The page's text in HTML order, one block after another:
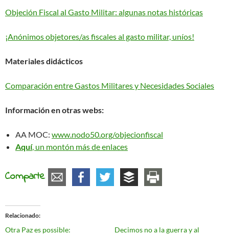
Objeción Fiscal al Gasto Militar: algunas notas históricas
¡Anónimos objetores/as fiscales al gasto militar, uníos!
Materiales didácticos
Comparación entre Gastos Militares y Necesidades Sociales
Información en otras webs:
AA MOC: www.nodo50.org/objecionfiscal
Aquí, un montón más de enlaces
Comparte
Relacionado
Otra Paz es possible:
Decimos no a la guerra y al